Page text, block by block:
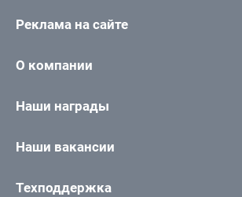
Реклама на сайте
О компании
Наши награды
Наши вакансии
Техподдержка